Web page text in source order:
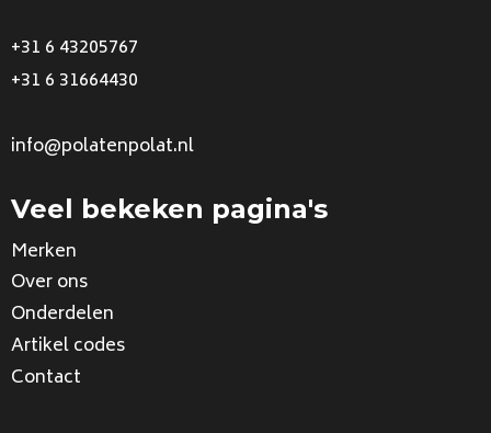
+31 6 43205767
+31 6 31664430
info@polatenpolat.nl
Veel bekeken pagina's
Merken
Over ons
Onderdelen
Artikel codes
Contact